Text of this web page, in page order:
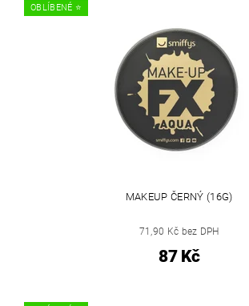
OBLÍBENÉ ⭐️
MAKEUP ČERNÝ (16G)
71,90 Kč bez DPH
87 Kč